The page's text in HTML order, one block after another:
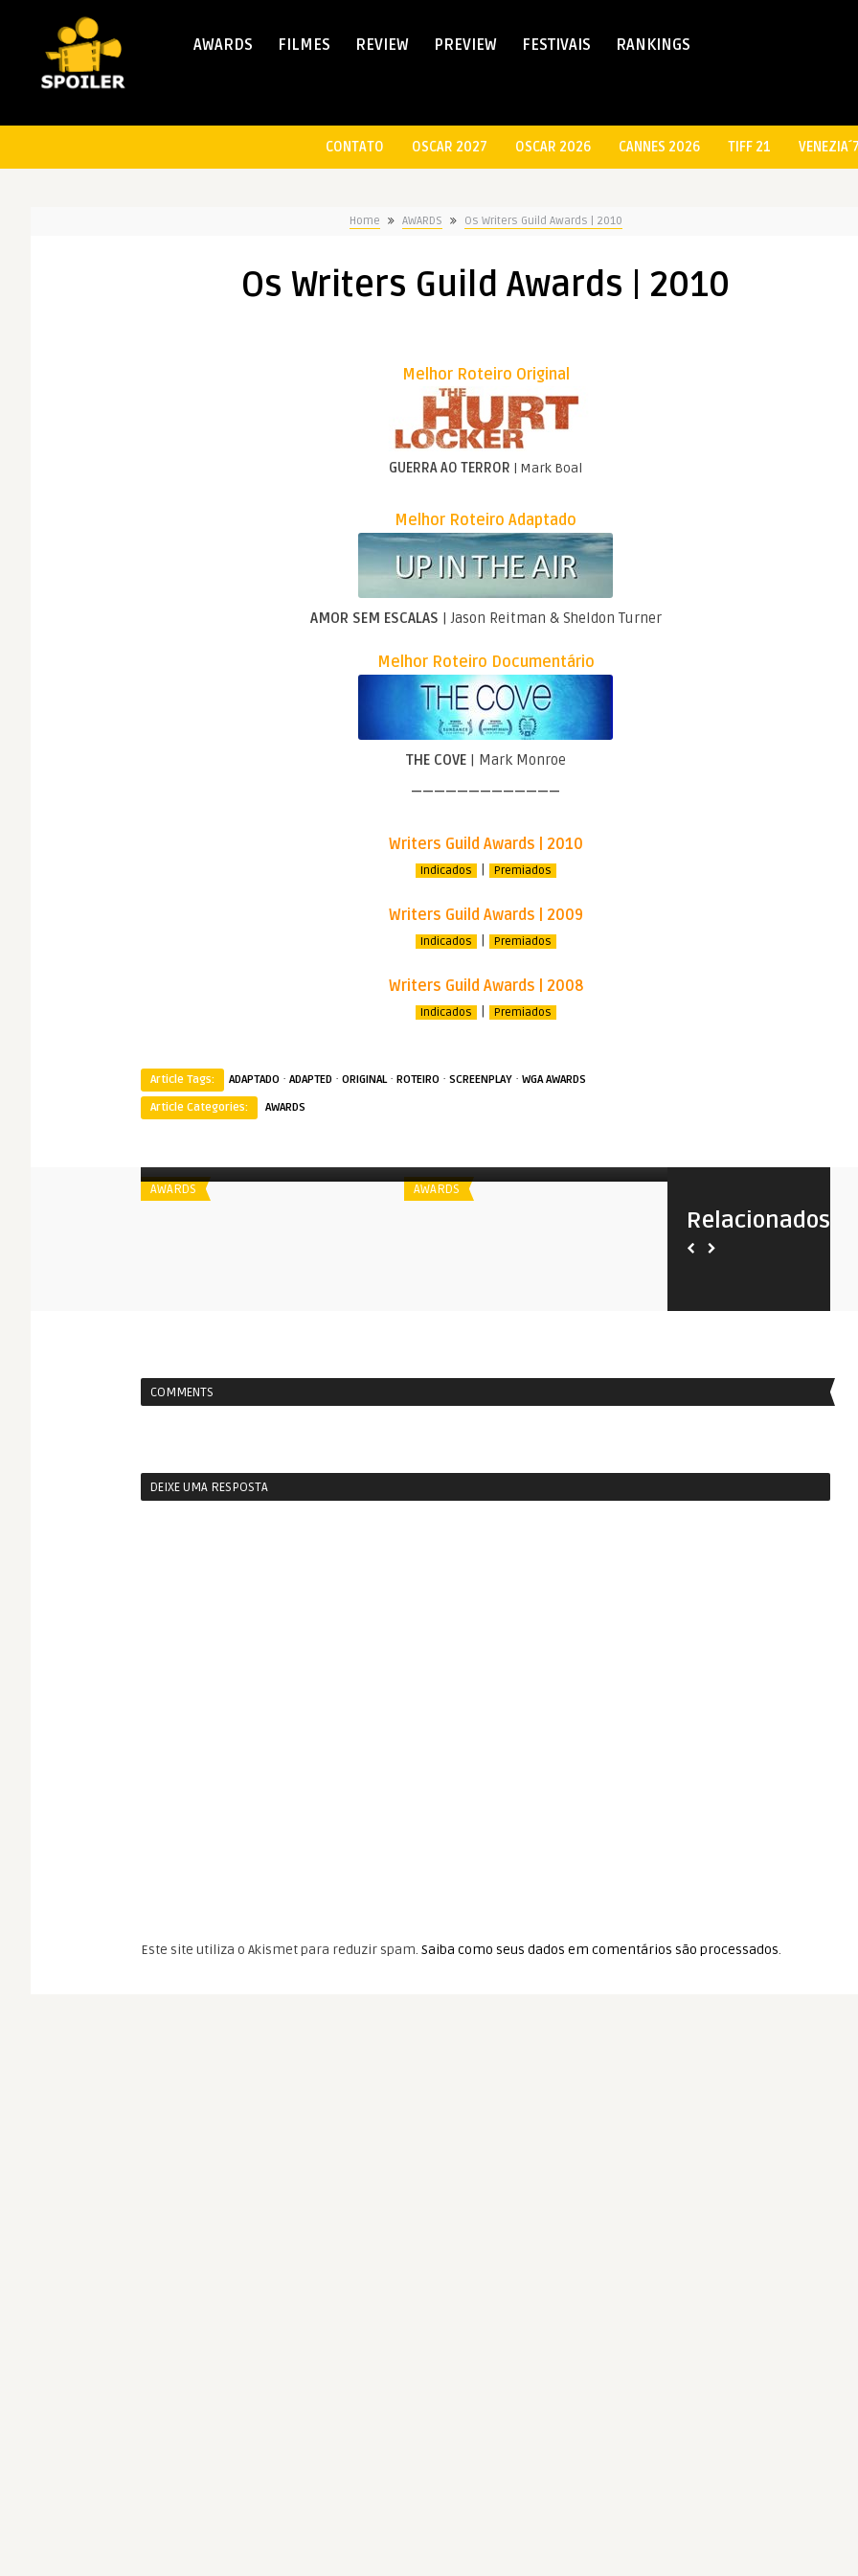
AWARDS FILMES REVIEW PREVIEW FESTIVAIS RANKINGS
CONTATO OSCAR 2027 OSCAR 2026 CANNES 2026 TIFF 21
Home AWARDS Os Writers Guild Awards | 2010
Os Writers Guild Awards | 2010
Melhor Roteiro Original
GUERRA AO TERROR | Mark Boal
Melhor Roteiro Adaptado
AMOR SEM ESCALAS | Jason Reitman & Sheldon Turner
Melhor Roteiro Documentário
THE COVE | Mark Monroe
—————————————
Writers Guild Awards | 2010
Indicados | Premiados
Writers Guild Awards | 2009
Indicados | Premiados
Writers Guild Awards | 2008
Indicados | Premiados
Article Tags: ADAPTADO · ADAPTED · ORIGINAL· ROTEIRO · SCREENPLAY · WGA AWARDS
Article Categories:
AWARDS
Relacionados
AWARDS AWARDS
Spoiler
COMMENTS
DEIXE UMA RESPOSTA
Este site utiliza o Akismet para reduzir spam. Saiba como seus dados em comentários são processados.